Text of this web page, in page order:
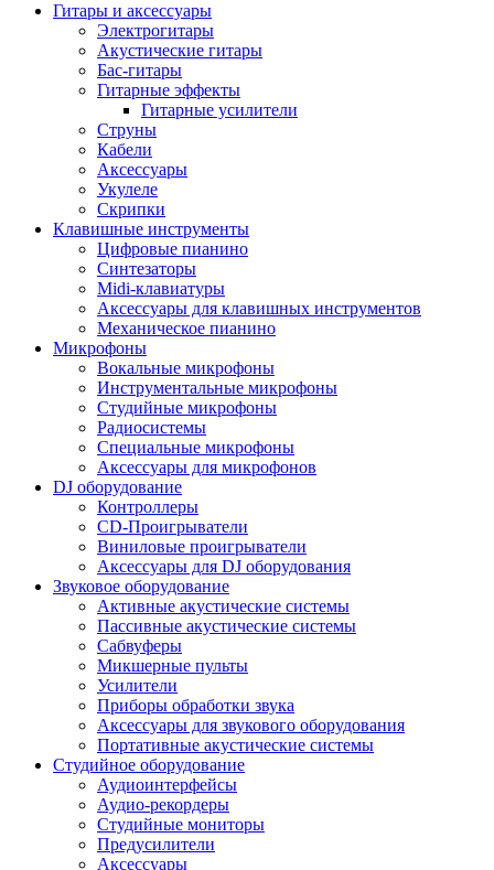
Гитары и аксессуары
Электрогитары
Акустические гитары
Бас-гитары
Гитарные эффекты
Гитарные усилители
Струны
Кабели
Аксессуары
Укулеле
Скрипки
Клавишные инструменты
Цифровые пианино
Синтезаторы
Midi-клавиатуры
Аксессуары для клавишных инструментов
Механическое пианино
Микрофоны
Вокальные микрофоны
Инструментальные микрофоны
Студийные микрофоны
Радиосистемы
Специальные микрофоны
Аксессуары для микрофонов
DJ оборудование
Контроллеры
CD-Проигрыватели
Виниловые проигрыватели
Аксессуары для DJ оборудования
Звуковое оборудование
Активные акустические системы
Пассивные акустические системы
Сабвуферы
Микшерные пульты
Усилители
Приборы обработки звука
Аксессуары для звукового оборудования
Портативные акустические системы
Студийное оборудование
Аудиоинтерфейсы
Аудио-рекордеры
Студийные мониторы
Предусилители
Аксессуары